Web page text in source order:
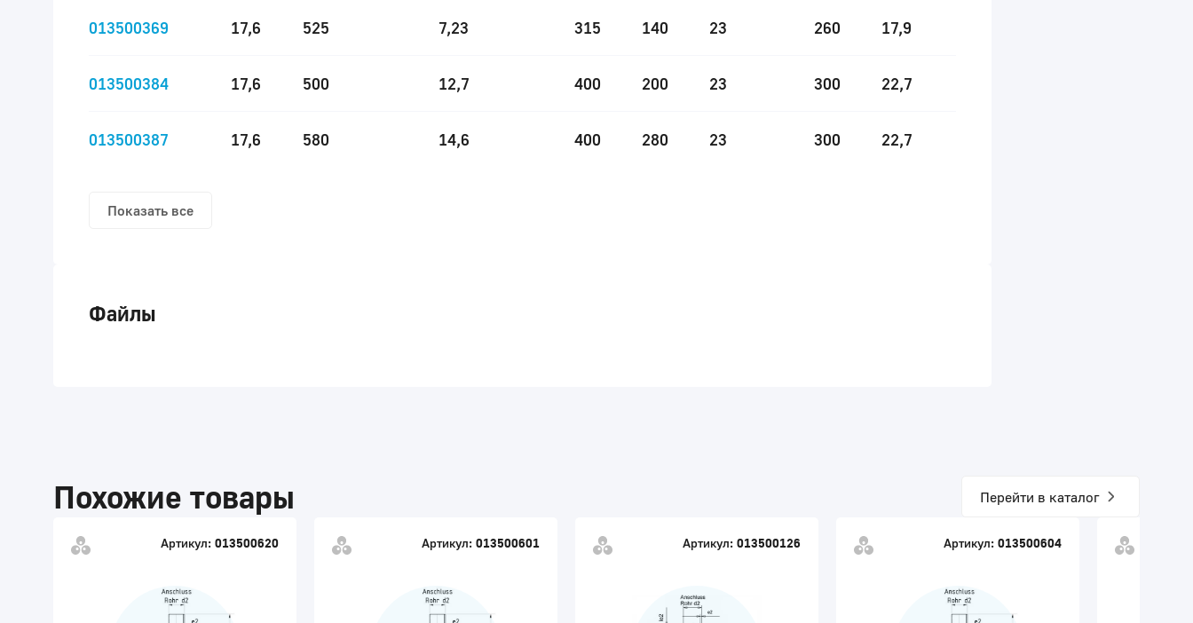
013500369 17,6 525 7,23 315 140 23 260 17,9
013500384 17,6 500 12,7 400 200 23 300 22,7
013500387 17,6 580 14,6 400 280 23 300 22,7
Показать все
Файлы
Похожие товары Перейти в каталог
Артикул: 013500620 Артикул: 013500601 Артикул: 013500126 Артикул: 013500604